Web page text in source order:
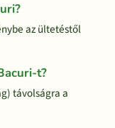
az ültetéstől
t?
távolságra a